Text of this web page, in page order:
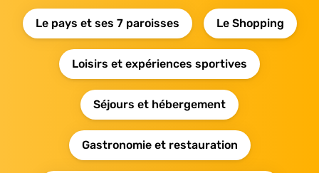
Le pays et ses 7 paroisses Le Shopping
Loisirs et expériences sportives
Séjours et hébergement
Gastronomie et restauration